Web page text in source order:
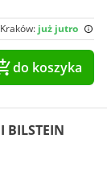
Kraków: już jutro
do koszyka